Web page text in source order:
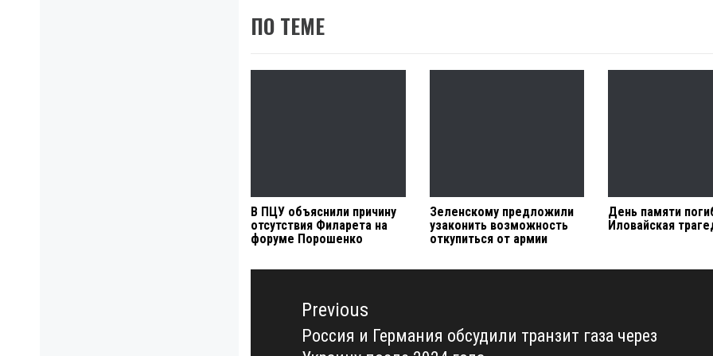
ПО ТЕМЕ
В ПЦУ объяснили причину
отсутствия Филарета на
форуме Порошенко
Зеленскому предложили
узаконить возможность
откупиться от армии
День памяти
Иловайская
Навигация
записямPrevious
Previous
Россия и Германия обсудили транзит газа через